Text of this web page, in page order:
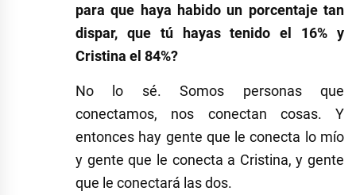
para que haya habido un porcentaje tan
dispar, que tú hayas tenido el 16% y
Cristina el 84%?
No lo sé. Somos personas que
conectamos, nos conectan cosas. Y
entonces hay gente que le conecta lo mío
y gente que le conecta a Cristina, y gente
que le conectará las dos.